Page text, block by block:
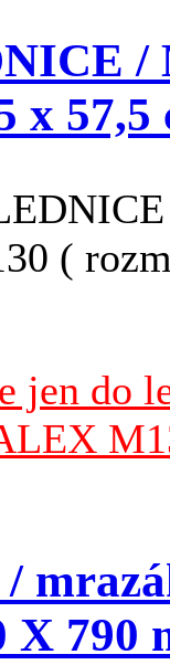
/
x 57,5
(
jen do
/
X 790